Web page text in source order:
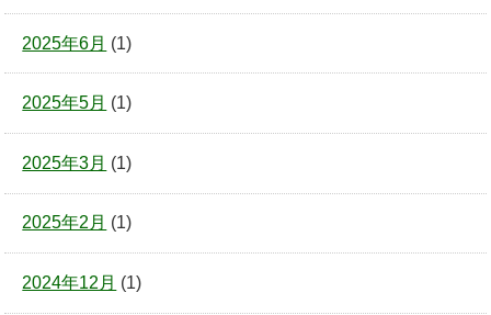
2025年6月 (1)
2025年5月 (1)
2025年3月 (1)
2025年2月 (1)
2024年12月 (1)